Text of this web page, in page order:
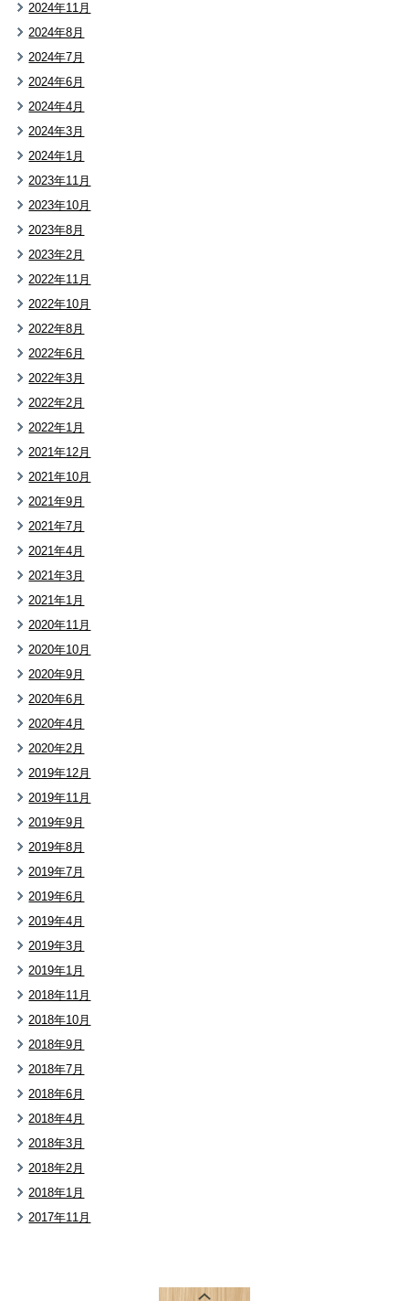
2024年11月
2024年8月
2024年7月
2024年6月
2024年4月
2024年3月
2024年1月
2023年11月
2023年10月
2023年8月
2023年2月
2022年11月
2022年10月
2022年8月
2022年6月
2022年3月
2022年2月
2022年1月
2021年12月
2021年10月
2021年9月
2021年7月
2021年4月
2021年3月
2021年1月
2020年11月
2020年10月
2020年9月
2020年6月
2020年4月
2020年2月
2019年12月
2019年11月
2019年9月
2019年8月
2019年7月
2019年6月
2019年4月
2019年3月
2019年1月
2018年11月
2018年10月
2018年9月
2018年7月
2018年6月
2018年4月
2018年3月
2018年2月
2018年1月
2017年11月